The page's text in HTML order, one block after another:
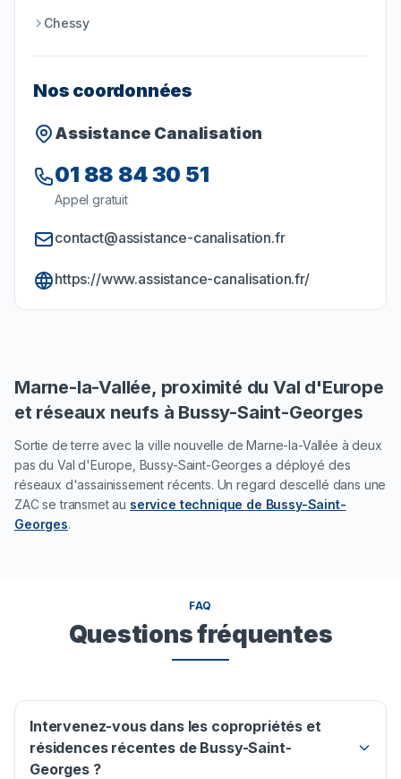
Chessy
Nos coordonnées
Assistance Canalisation
01 88 84 30 51
Appel gratuit
contact@assistance-canalisation.fr
https://www.assistance-canalisation.fr/
Marne-la-Vallée, proximité du Val d'Europe
et réseaux neufs à Bussy-Saint-Georges
Sortie de terre avec la ville nouvelle de Marne-la-Vallée à deux
pas du Val d'Europe, Bussy-Saint-Georges a déployé des
réseaux d'assainissement récents. Un regard descellé dans une
ZAC se transmet au service technique de Bussy-Saint-
Georges.
FAQ
Questions fréquentes
Intervenez-vous dans les copropriétés et
résidences récentes de Bussy-Saint-
Georges ?